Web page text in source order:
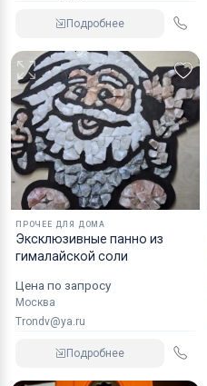
Подробнее
ПРОЧЕЕ ДЛЯ ДОМА
Эксклюзивные панно из
гималайской соли
Цена по запросу
Москва
trondv@ya.ru
Подробнее